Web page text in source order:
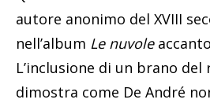
autore anonimo del XVIII
nell’album Le nuvole
L’inclusione di un brano
dimostra come De André